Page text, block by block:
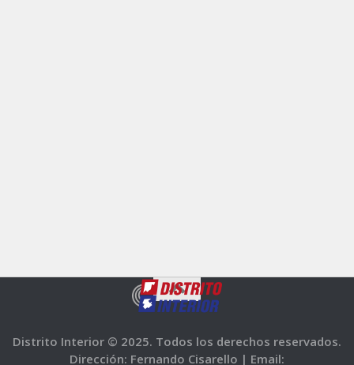
Distrito Interior © 2025. Todos los derechos reservados.
Dirección: Fernando Cisarello | Email: